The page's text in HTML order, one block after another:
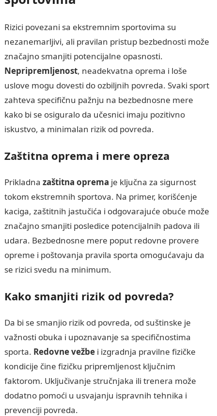
Rizici povezani sa ekstremnim sportovima su
nezanemarljivi, ali pravilan pristup bezbednosti može
značajno smanjiti potencijalne opasnosti.
Nepripremljenost, neadekvatna oprema i loše
uslove mogu dovesti do ozbiljnih povreda. Svaki sport
zahteva specifičnu pažnju na bezbednosne mere
kako bi se osiguralo da učesnici imaju pozitivno
iskustvo, a minimalan rizik od povreda.
Zaštitna oprema i mere opreza
Prikladna zaštitna oprema je ključna za sigurnost
tokom ekstremnih sportova. Na primer, korišćenje
kaciga, zaštitnih jastučića i odgovarajuće obuće može
značajno smanjiti posledice potencijalnih padova ili
udara. Bezbednosne mere poput redovne provere
opreme i poštovanja pravila sporta omogućavaju da
se rizici svedu na minimum.
Kako smanjiti rizik od povreda?
Da bi se smanjio rizik od povreda, od suštinske je
važnosti obuka i upoznavanje sa specifičnostima
sporta. Redovne vežbei izgradnja pravilne fizičke
kondicije čine fizičku pripremljenost ključnim
faktorom. Uključivanje stručnjaka ili trenera može
dodatno pomoći u usvajanju ispravnih tehnika i
prevenciji povreda.